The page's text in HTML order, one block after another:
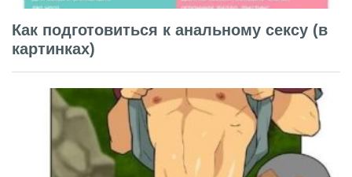
Как подготовиться к анальному сексу (в
картинках)